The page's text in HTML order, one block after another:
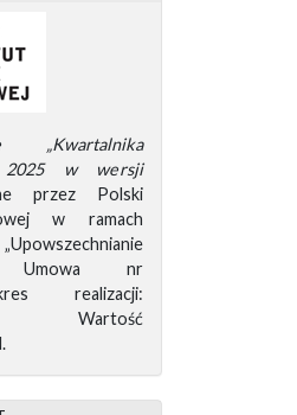
„Kwartalnika
2025 w wersji
przez Polski
w ramach
Umowa nr
realizacji:
Wartość